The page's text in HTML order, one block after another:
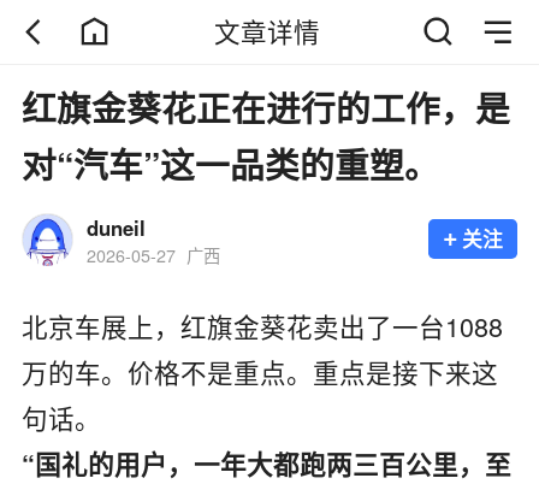
文章详情
红旗金葵花正在进行的工作，是
对“汽车”这一品类的重塑。
duneil
2026-05-27 广西
+ 关注
北京车展上，红旗金葵花卖出了一台1088
万的车。价格不是重点。重点是接下来这
句话。
“国礼的用户，一年大都跑两三百公里，至